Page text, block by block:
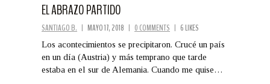
EL ABRAZO PARTIDO
SANTIAGO B. | MAYO 17, 2018 | 0 COMMENTS | 6 LIKES
Los acontecimientos se precipitaron. Crucé un país
en un día (Austria) y más temprano que tarde
estaba en el sur de Alemania. Cuando me quise…